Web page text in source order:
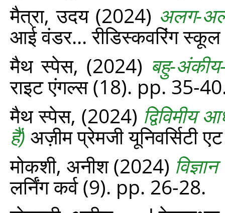
मैत्रा, उदय(2024) अलग-
आई वंडर... रीडिस्‍कवरिंग
मैथ स्पेस, (2024) बहु-
राइट एंगल्‍स (18). pp. 35-
मैथ स्पेस, (2024)
हैं) अज़ीम प्रेमजी यूनिवर्सिटी
मोकशी, अनीश(2024)
लर्निंग कर्व (9). pp. 26-28.